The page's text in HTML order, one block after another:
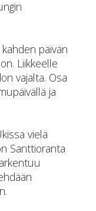
päivän
Liikkeelle
vajalta. Osa
ja
vielä
Santtioranta